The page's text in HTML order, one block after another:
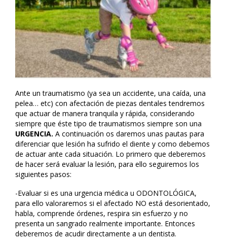
Ante un traumatismo (ya sea un accidente, una caída, una
pelea… etc) con afectación de piezas dentales tendremos
que actuar de manera tranquila y rápida, considerando
siempre que éste tipo de traumatismos siempre son una
URGENCIA. A continuación os daremos unas pautas para
diferenciar que lesión ha sufrido el diente y como debemos
de actuar ante cada situación. Lo primero que deberemos
de hacer será evaluar la lesión, para ello seguiremos los
siguientes pasos:
-Evaluar si es una urgencia médica u ODONTOLÓGICA,
para ello valoraremos si el afectado NO está desorientado,
habla, comprende órdenes, respira sin esfuerzo y no
presenta un sangrado realmente importante. Entonces
deberemos de acudir directamente a un dentista.